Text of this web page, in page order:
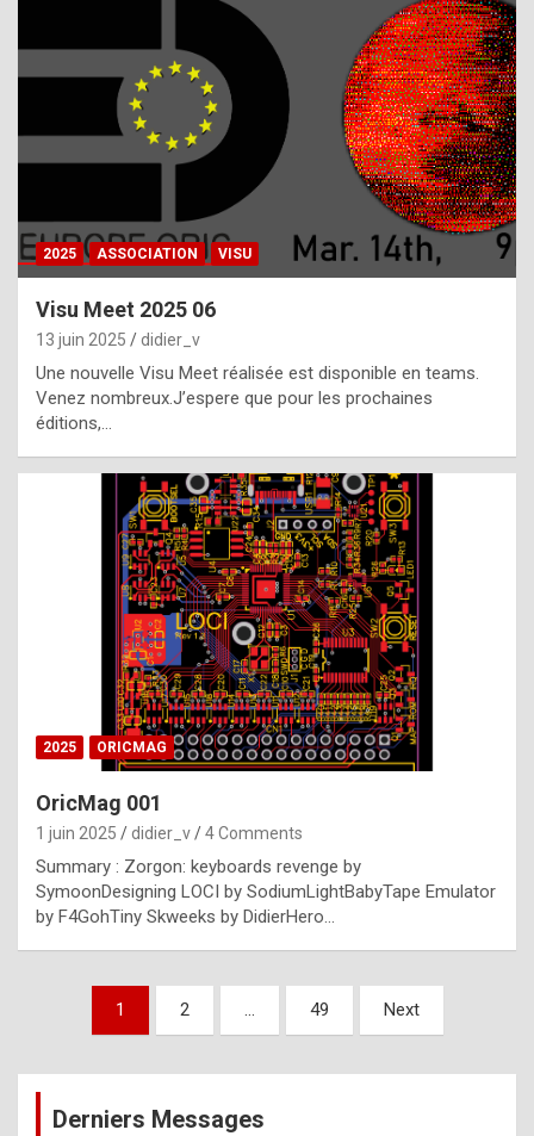
h
a
t
t
e
b
e
s
t
p
h
o
n
y
l
e
x
a
2025 ASSOCIATION VISU
Visu Meet 2025 06
13 juin 2025 didier_v
Une nouvelle Visu Meet réalisée est disponible en teams.
Venez nombreux.J’espere que pour les prochaines
éditions,…
2025 ORICMAG
OricMag 001
1 juin 2025 didier_v 4 Comments
Summary : Zorgon: keyboards revenge by
SymoonDesigning LOCI by SodiumLightBabyTape Emulator
by F4GohTiny Skweeks by DidierHero…
Pagination
publications
1 2 … 49 Next
Derniers Messages